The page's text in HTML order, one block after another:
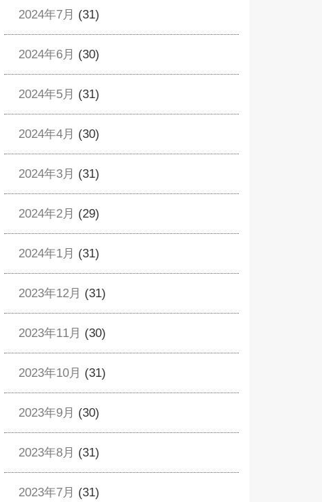
2024年7月 (31)
2024年6月 (30)
2024年5月 (31)
2024年4月 (30)
2024年3月 (31)
2024年2月 (29)
2024年1月 (31)
2023年12月 (31)
2023年11月 (30)
2023年10月 (31)
2023年9月 (30)
2023年8月 (31)
2023年7月 (31)